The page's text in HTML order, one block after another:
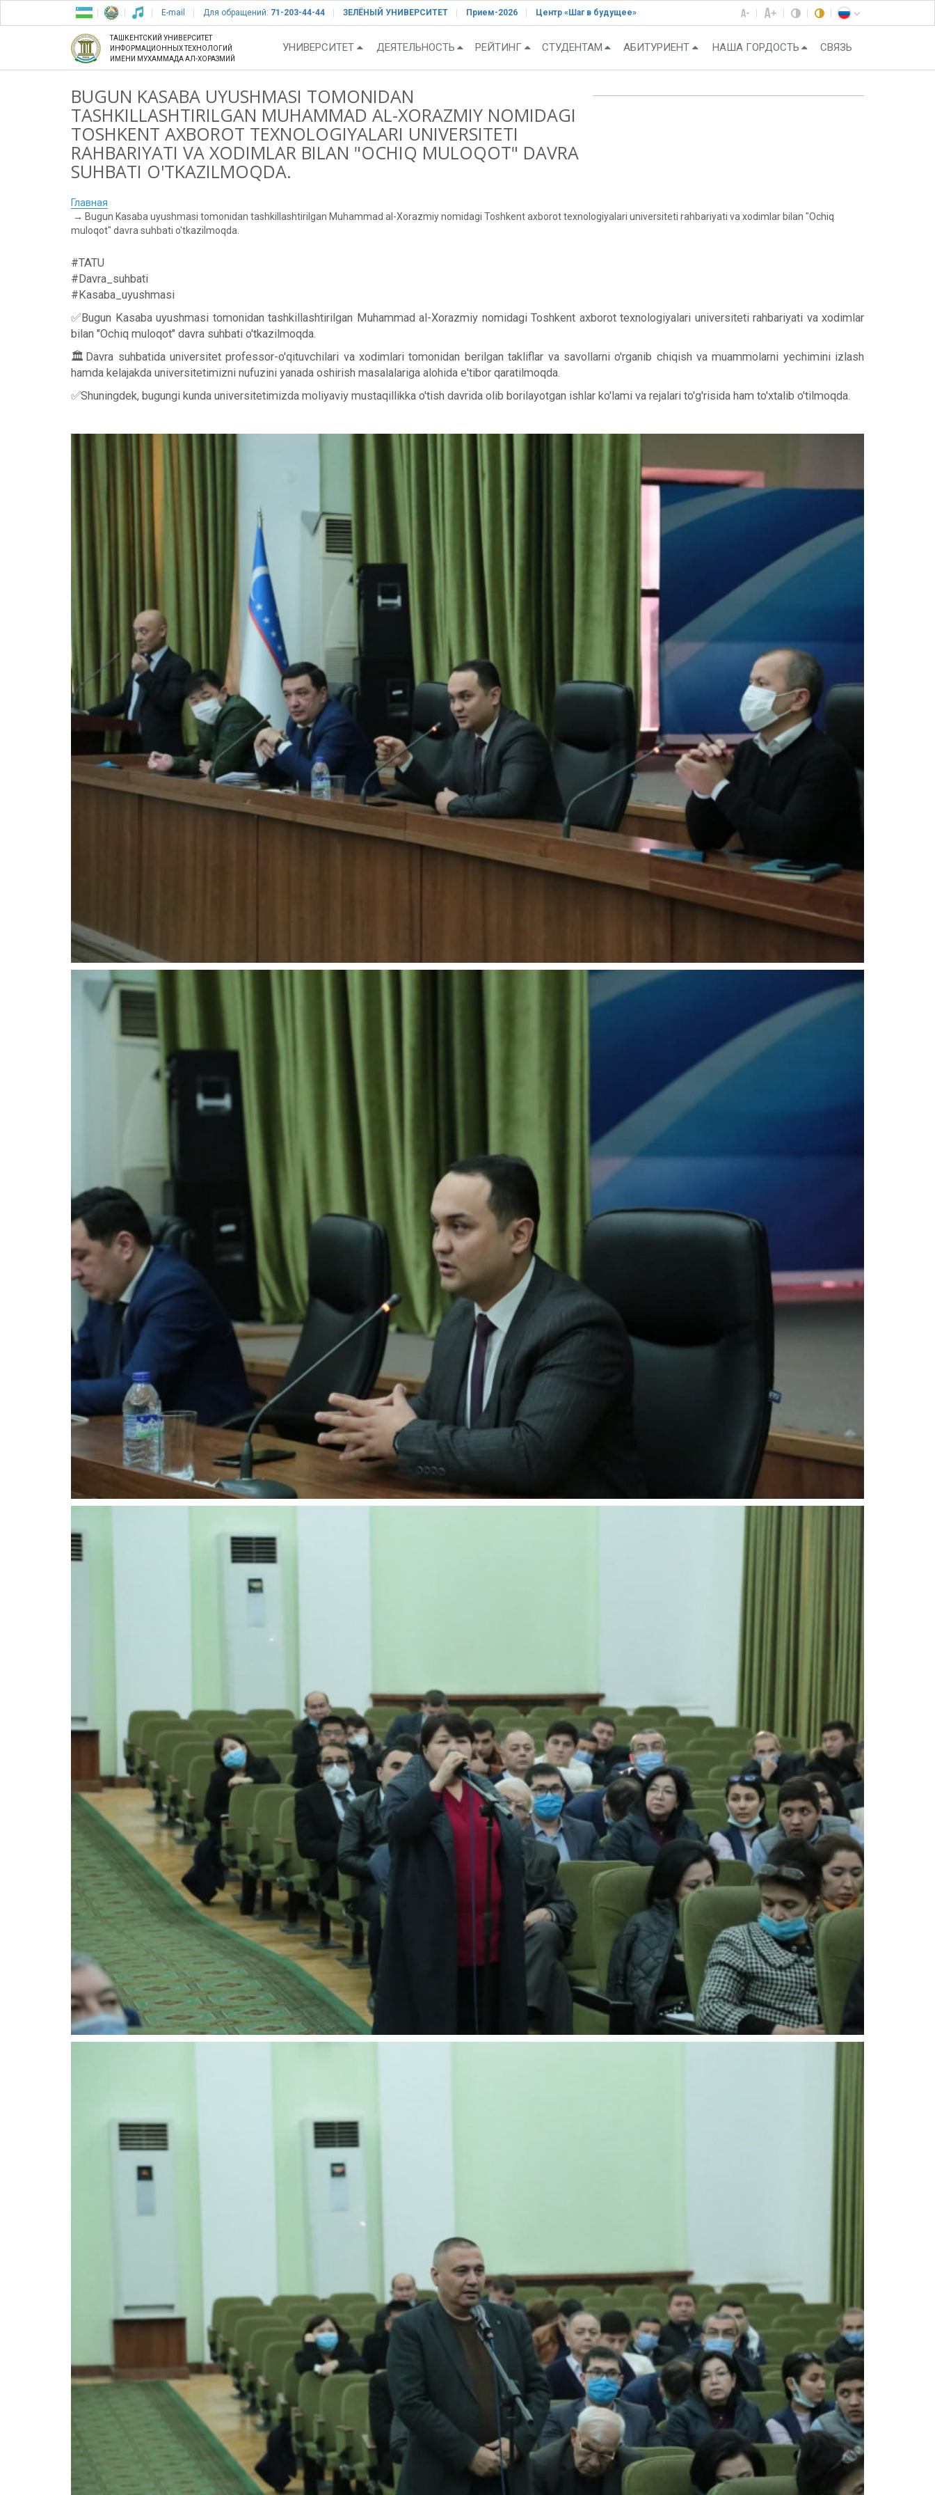
E-mail Для обращений: 71-203-44-44 ЗЕЛЁНЫЙ УНИВЕРСИТЕТ Прием-2026 Центр «Шаг в будущее»
ТАШКЕНТСКИЙ УНИВЕРСИТЕТ
ИНФОРМАЦИОННЫХ ТЕХНОЛОГИЙ
ИМЕНИ МУХАММАДА АЛ-ХОРАЗМИЙ
УНИВЕРСИТЕТ ДЕЯТЕЛЬНОСТЬ РЕЙТИНГ СТУДЕНТАМ АБИТУРИЕНТ НАША ГОРДОСТЬ СВЯЗЬ
BUGUN KASABA UYUSHMASI TOMONIDAN
TASHKILLASHTIRILGAN MUHAMMAD AL-XORAZMIY NOMIDAGI
TOSHKENT AXBOROT TEXNOLOGIYALARI UNIVERSITETI
RAHBARIYATI VA XODIMLAR BILAN "OCHIQ MULOQOT" DAVRA
SUHBATI O'TKAZILMOQDA.
Главная
Bugun Kasaba uyushmasi tomonidan tashkillashtirilgan Muhammad al-Xorazmiy nomidagi Toshkent axborot texnologiyalari universiteti rahbariyati va xodimlar bilan "Ochiq
muloqot" davra suhbati o'tkazilmoqda.
#TATU
#Davra_suhbati
#Kasaba_uyushmasi
✅Bugun Kasaba uyushmasi tomonidan tashkillashtirilgan Muhammad al-Xorazmiy nomidagi Toshkent axborot texnologiyalari universiteti rahbariyati va xodimlar
bilan "Ochiq muloqot" davra suhbati o'tkazilmoqda.
🏛Davra suhbatida universitet professor-o'qituvchilari va xodimlari tomonidan berilgan takliflar va savollarni o'rganib chiqish va muammolarni yechimini izlash
hamda kelajakda universitetimizni nufuzini yanada oshirish masalalariga alohida e'tibor qaratilmoqda.
✅Shuningdek, bugungi kunda universitetimizda moliyaviy mustaqillikka o'tish davrida olib borilayotgan ishlar ko'lami va rejalari to'g'risida ham to'xtalib o'tilmoqda.